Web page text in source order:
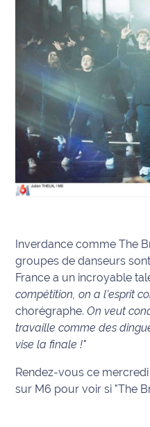
légales
Conditions
générales
d'utilisation du
site maritima.fr
Archives
Inverdance comme The
groupes de danseurs
France a un incroyable
compétition, on a l'esprit
chorégraphe.On veut
travaille comme des
vise la finale !"
Rendez-vous ce
sur M6 pour voir si "The